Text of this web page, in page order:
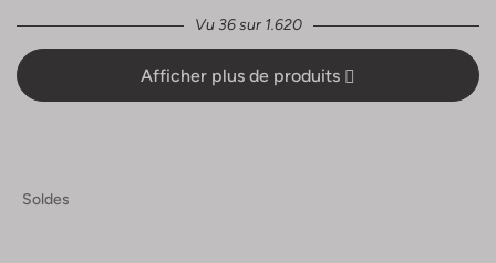
Vu 36 sur 1.620
Afficher plus de produits
Soldes